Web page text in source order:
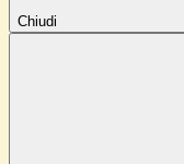
Chiudi